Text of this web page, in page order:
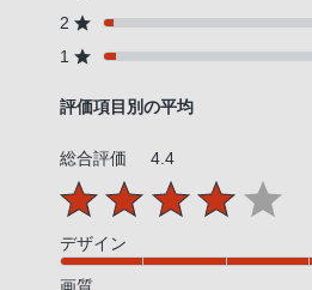
2
1
評価項目別の平均
総合評価 4.4
デザイン